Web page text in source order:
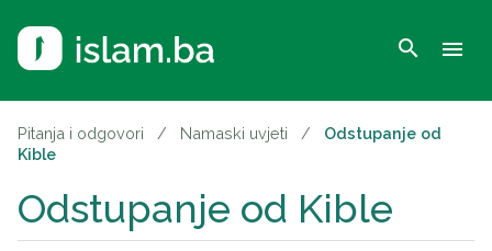
search menu
Pitanja i odgovori / Namaski uvjeti /
Odstupanje od
Kible
Odstupanje od Kible